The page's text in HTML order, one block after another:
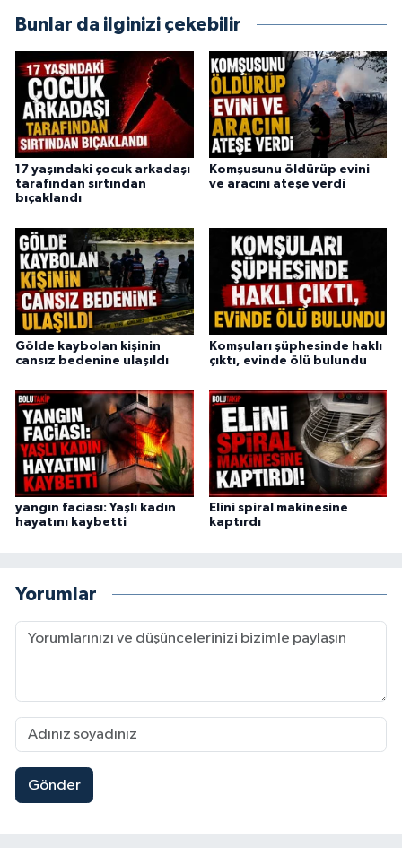
Bunlar da ilginizi çekebilir
17 yaşındaki çocuk arkadaşı
tarafından sırtından
bıçaklandı
Komşusunu öldürüp evini
ve aracını ateşe verdi
Gölde kaybolan kişinin
cansız bedenine ulaşıldı
Komşuları şüphesinde haklı
çıktı, evinde ölü bulundu
yangın faciası: Yaşlı kadın
hayatını kaybetti
Elini spiral makinesine
kaptırdı
Yorumlar
Gönder